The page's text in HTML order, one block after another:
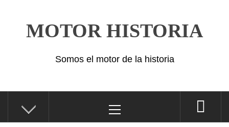
contenidoMOTOR HISTORIA
Somos el motor de la historia
principal